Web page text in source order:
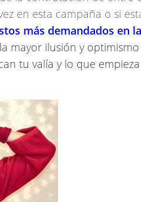
en esta campaña o si
más demandados en
mayor ilusión y
tu valía y lo que